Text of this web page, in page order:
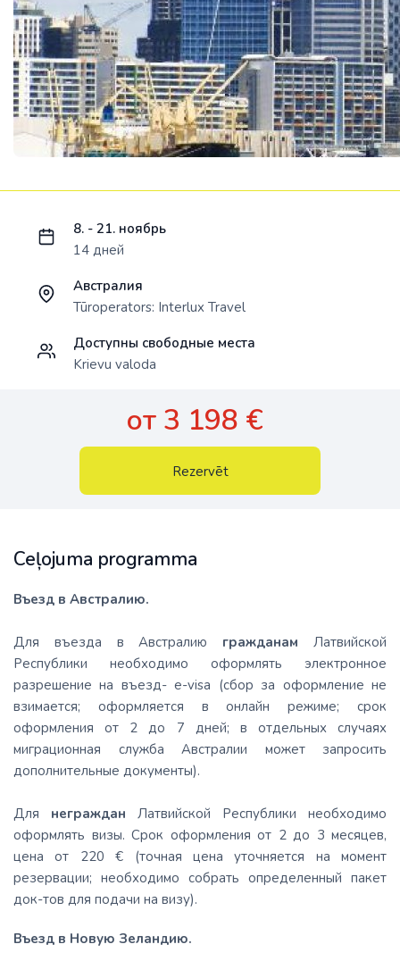
Ceļojuma programma
Въезд в Австралию.
Для въезда в Австралию гражданам Латвийской
Республики необходимо оформлять электронное
разрешение на въезд- e-visa (сбор за оформление не
взимается; оформляется в онлайн режиме; срок
оформления от 2 до 7 дней; в отдельных случаях
миграционная служба Австралии может запросить
дополнительные документы).
Для неграждан Латвийской Республики необходимо
оформлять визы. Срок оформления от 2 до 3 месяцев,
цена от 220 € (точная цена уточняется на момент
резервации; необходимо собрать определенный пакет
док-тов для подачи на визу).
Въезд в Новую Зеландию.
8. - 21. ноябрь
14 дней
Австралия
Tūroperators: Interlux Travel
Доступны свободные места
Krievu valoda
от 3 198 €
Rezervēt